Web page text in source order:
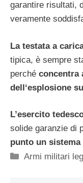
garantire risultati,
veramente
La testata a
tipica, è sempre
perché concentra
dell‘esplosione
L’esercito
solide garanzie di
punto un
Categorie
Armi militari